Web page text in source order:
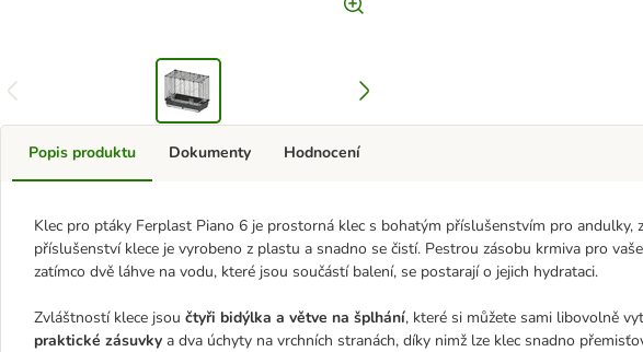
Popis produktu
Klec pro ptáky Ferplast Piano 6 je prostorná klec s bohatým příslušenstvím pro andulky,
příslušenství klece je vyrobeno z plastu a snadno se čistí. Pestrou zásobu krmiva pro
zatímco dvě láhve na vodu, které jsou součástí balení, se postarají o jejich hydrataci.
Zvláštností klece jsou čtyři bidýlka a větve na šplhání, které si můžete sami libovolně
praktické zásuvky a dva úchyty na vrchních stranách, díky nimž lze klec snadno
Dokumenty Hodnocení